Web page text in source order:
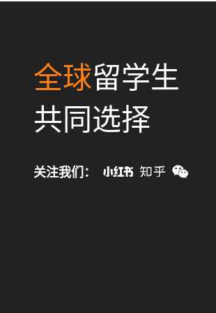
全球留学生
共同选择
关注我们：